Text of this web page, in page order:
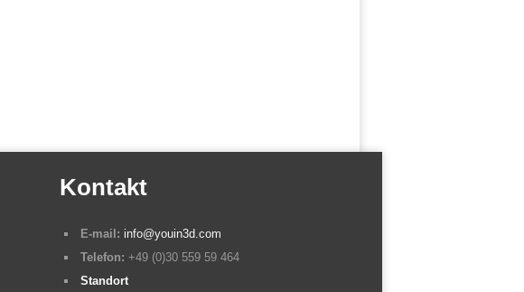
Kontakt
E-mail: info@youin3d.com
Telefon: +49 (0)30 559 59 464
Standort